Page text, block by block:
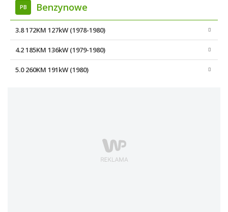
PB Benzynowe
3.8 172KM 127kW (1978-1980)
4.2 185KM 136kW (1979-1980)
5.0 260KM 191kW (1980)